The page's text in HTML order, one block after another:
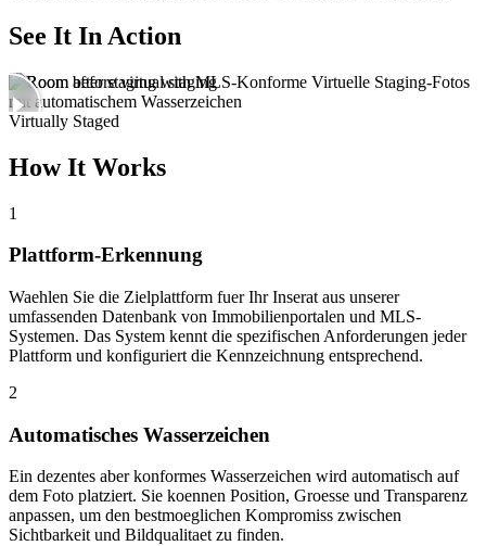
See It In Action
Virtually Staged
How It Works
1
Plattform-Erkennung
Waehlen Sie die Zielplattform fuer Ihr Inserat aus unserer
umfassenden Datenbank von Immobilienportalen und MLS-
Systemen. Das System kennt die spezifischen Anforderungen jeder
Plattform und konfiguriert die Kennzeichnung entsprechend.
2
Automatisches Wasserzeichen
Ein dezentes aber konformes Wasserzeichen wird automatisch auf
dem Foto platziert. Sie koennen Position, Groesse und Transparenz
anpassen, um den bestmoeglichen Kompromiss zwischen
Sichtbarkeit und Bildqualitaet zu finden.